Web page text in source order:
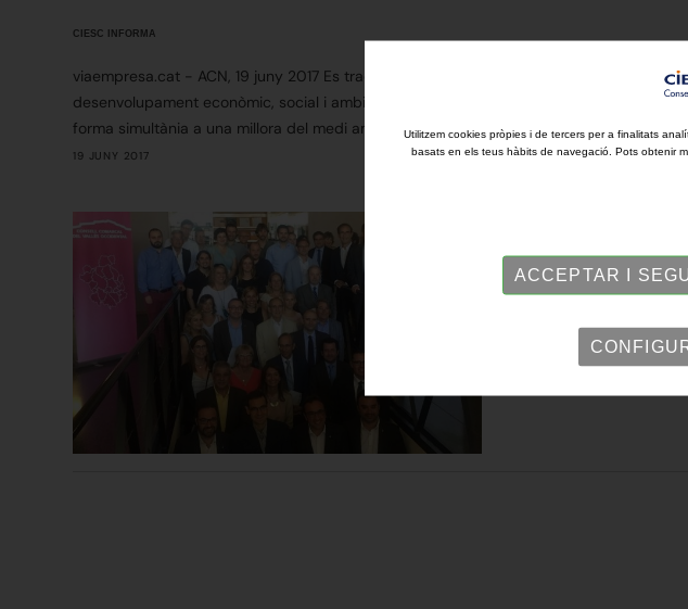
CIESC INFORMA
viaempresa.cat - ACN, 19 juny 2017 Es tracta d'una iniciativa pionera, impulsada per
desenvolupament econòmic, social i ambiental del territori. El propòsit és aplicar els
forma simultània a una millora del medi ambient i de la qualitat de vida. #FemSabadell
19 JUNY 2017
Utilitzem cookies pròpies i de tercers per a finalitats
basats en els teus hàbits de navegació. Pots obtenir
ACCEPTAR I